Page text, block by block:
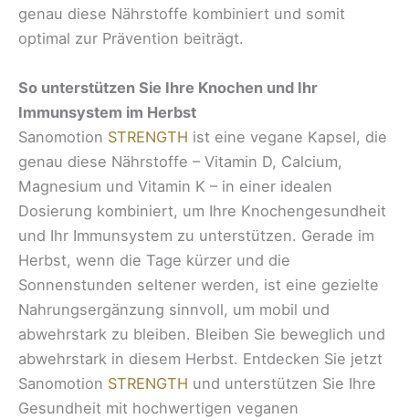
genau diese Nährstoffe kombiniert und somit
optimal zur Prävention beiträgt.
So unterstützen Sie Ihre Knochen und Ihr
Immunsystem im Herbst
Sanomotion STRENGTH ist eine vegane Kapsel, die
genau diese Nährstoffe – Vitamin D, Calcium,
Magnesium und Vitamin K – in einer idealen
Dosierung kombiniert, um Ihre Knochengesundheit
und Ihr Immunsystem zu unterstützen. Gerade im
Herbst, wenn die Tage kürzer und die
Sonnenstunden seltener werden, ist eine gezielte
Nahrungsergänzung sinnvoll, um mobil und
abwehrstark zu bleiben. Bleiben Sie beweglich und
abwehrstark in diesem Herbst. Entdecken Sie jetzt
Sanomotion STRENGTH und unterstützen Sie Ihre
Gesundheit mit hochwertigen veganen